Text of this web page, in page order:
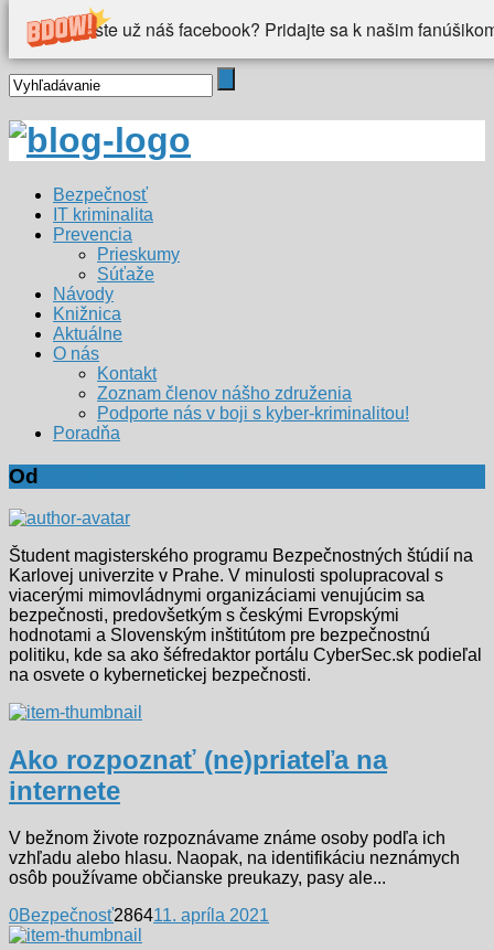
Videli ste už náš facebook? Pridajte sa k našim
Bezpečnosť
IT kriminalita
Prevencia
Prieskumy
Súťaže
Návody
Knižnica
Aktuálne
O nás
Kontakt
Zoznam členov nášho združenia
Podporte nás v boji s kyber-kriminalitou!
Poradňa
Od
Študent magisterského programu Bezpečnostných štúdií na
Karlovej univerzite v Prahe. V minulosti spolupracoval s
viacerými mimovládnymi organizáciami venujúcim sa
bezpečnosti, predovšetkým s českými Evropskými
hodnotami a Slovenským inštitútom pre bezpečnostnú
politiku, kde sa ako šéfredaktor portálu CyberSec.sk podieľal
na osvete o kybernetickej bezpečnosti.
Ako rozpoznať (ne)priateľa na
internete
V bežnom živote rozpoznávame známe osoby podľa ich
vzhľadu alebo hlasu. Naopak, na identifikáciu neznámych
osôb používame občianske preukazy, pasy ale...
0Bezpečnosť286411. apríla 2021